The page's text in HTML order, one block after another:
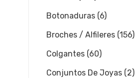
Botonaduras (6)
Broches / Alfileres (156)
Colgantes (60)
Conjuntos De Joyas (2)